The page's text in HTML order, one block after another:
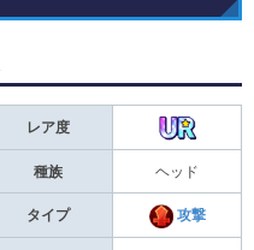
レア度
種族 ヘッド
タイプ 攻撃